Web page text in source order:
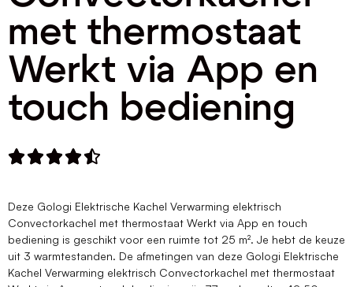
met thermostaat
Werkt via App en
touch bediening

Deze Gologi Elektrische Kachel Verwarming elektrisch
Convectorkachel met thermostaat Werkt via App en touch
bediening is geschikt voor een ruimte tot 25 m². Je hebt de keuze
uit 3 warmtestanden. De afmetingen van deze Gologi Elektrische
Kachel Verwarming elektrisch Convectorkachel met thermostaat